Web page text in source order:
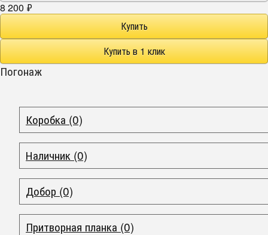
8 200 ₽
Погонаж
Коробка (0)
Наличник (0)
Добор (0)
Притворная планка (0)